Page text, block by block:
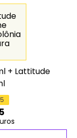
+ Lattitude